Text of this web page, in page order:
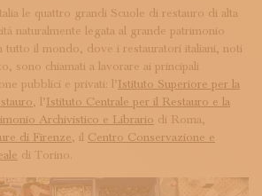
le quattro grandi Scuole di restauro di alta
naturalmente legata al grande patrimonio
tutto il mondo, dove i restauratori italiani, noti
sono chiamati a lavorare ai principali
pubblici e privati: l’Istituto Superiore per la
, l’Istituto Centrale per il Restauro e la
Archivistico e Librario di Roma,
di Firenze, il Centro Conservazione e
di Torino.